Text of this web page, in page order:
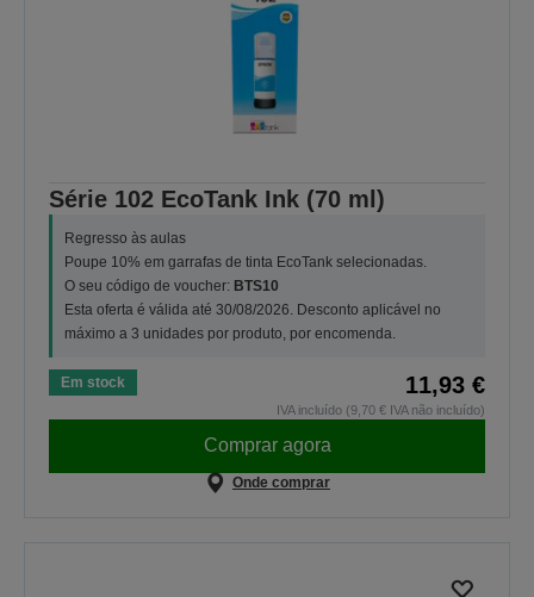
Série 102 EcoTank Ink (70 ml)
Regresso às aulas
Poupe 10% em garrafas de tinta EcoTank selecionadas.
O seu código de voucher: BTS10
Esta oferta é válida até 30/08/2026. Desconto aplicável no
máximo a 3 unidades por produto, por encomenda.
Em stock 11,93 €
IVA incluído (9,70 € IVA não incluído)
Comprar agora
Onde comprar